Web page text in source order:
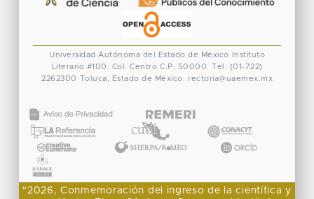
Universidad Autónoma del Estado de México
Instituto
Literario #100. Col. Centro C.P. 50000. Tel. (01-722)
2262300 Toluca, Estado de México. rectoria@uaemex.mx
"2026, Conmemoración del ingreso de la científica y